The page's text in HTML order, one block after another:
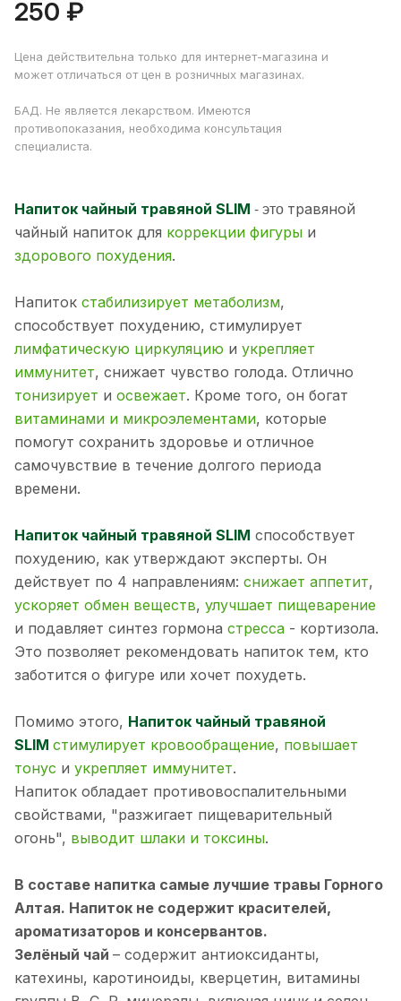
250 ₽
Цена действительна только для интернет-магазина и
может отличаться от цен в розничных магазинах.
БАД. Не является лекарством. Имеются
противопоказания, необходима консультация
специалиста.
Напиток чайный травяной SLIM - это травяной
чайный напиток для коррекции фигуры и
здорового похудения.
Напиток стабилизирует метаболизм,
способствует похудению, стимулирует
лимфатическую циркуляцию и укрепляет
иммунитет, снижает чувство голода. Отлично
тонизирует и освежает. Кроме того, он богат
витаминами и микроэлементами, которые
помогут сохранить здоровье и отличное
самочувствие в течение долгого периода
времени.
Напиток чайный травяной SLIM способствует
похудению, как утверждают эксперты. Он
действует по 4 направлениям: снижает аппетит,
ускоряет обмен веществ, улучшает пищеварение
и подавляет синтез гормона стресса - кортизола.
Это позволяет рекомендовать напиток тем, кто
заботится о фигуре или хочет похудеть.
Помимо этого, Напиток чайный травяной
SLIM стимулирует кровообращение, повышает
тонус и укрепляет иммунитет.
Напиток обладает противовоспалительными
свойствами, "разжигает пищеварительный
огонь", выводит шлаки и токсины.
В составе напитка самые лучшие травы Горного
Алтая. Напиток не содержит красителей,
ароматизаторов и консервантов.
Зелёный чай – содержит антиоксиданты,
катехины, каротиноиды, кверцетин, витамины